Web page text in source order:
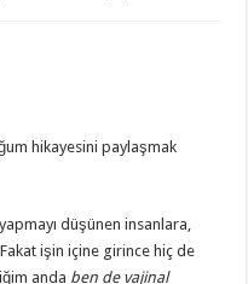
hikayesini paylaşmak
düşünen insanlara,
işin içine girince hiç de
anda ben de vajinal